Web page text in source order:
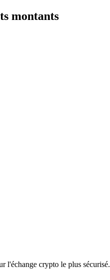
montants
l'échange crypto le plus sécurisé.